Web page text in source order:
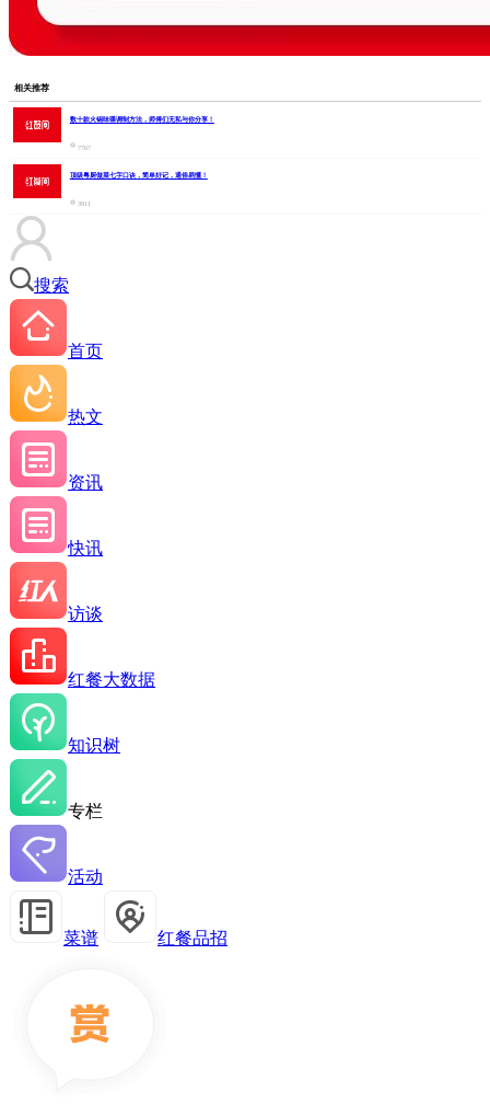
相关推荐
数十款火锅味碟调制方法，师傅们无私与你分享！
7767
顶级粤厨做菜七字口诀，简单好记，通俗易懂！
3911
搜索
首页
热文
资讯
快讯
访谈
红餐大数据
知识树
专栏
活动
菜谱 红餐品招